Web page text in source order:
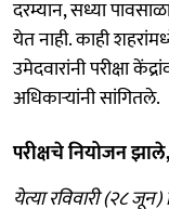
दरम्यान, सध्या
येत नाही. काही
उमेदवारांनी परीक्षा
अधिकाऱ्यांनी सांगितले.
परीक्षचे नियोजन
येत्या रविवारी (२८ जून)